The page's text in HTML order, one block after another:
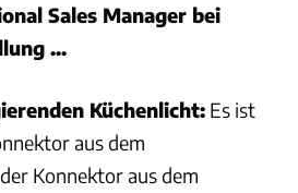
Sales Manager bei
...
Küchenlicht: Es ist
aus dem
Konnektor aus dem